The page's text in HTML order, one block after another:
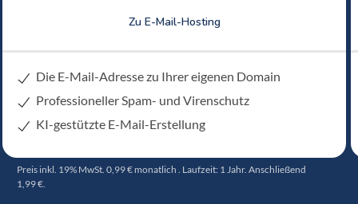
Zu E-Mail-Hosting
Die E-Mail-Adresse zu Ihrer eigenen Domain
Professioneller Spam- und Virenschutz
KI-gestützte E-Mail-Erstellung
Preis inkl. 19% MwSt. 0,99 € monatlich . Laufzeit: 1 Jahr. Anschließend
1,99 €.